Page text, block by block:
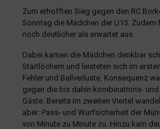
Zum erhofften Sieg gegen den RC
Sonntag die Mädchen der U15. Zudem
noch deutlicher als erwartet aus.
Dabei kamen die Mädchen denkbar
Startlöchern und leisteten sich im
Fehler und Ballverluste. Konsequenz
gegen die bis dahin kombinations-
Gäste. Bereits im zweiten Viertel
aber: Pass- und Wurfsicherheit der
von Minute zu Minute zu. Hinzu kam